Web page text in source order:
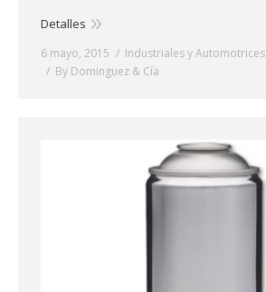
Detalles
6 mayo, 2015
Industriales y Automotrices
By Dominguez & Cía